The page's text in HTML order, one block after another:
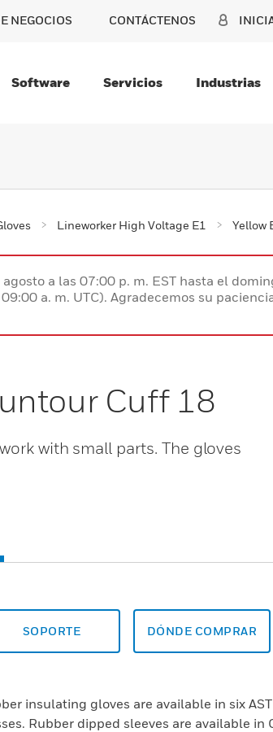
NEGOCIOS CONTÁCTENOS
Software Servicios Industrias
Lineworker High Voltage E1 Yellow
a las 07:00 p. m. EST hasta el
a. m. UTC). Agradecemos su
Cuff 18
with small parts. The gloves
SOPORTE DÓNDE COMPRAR
insulating gloves are available in six
Rubber dipped sleeves are available in